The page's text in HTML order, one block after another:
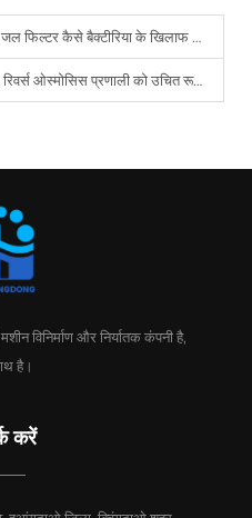
के खिलाफ अतिरिक्त सुरक्षा प्रदान करता है?
को उचित रूप से कैसे संग्रहित करते हैं और बनाए रखते हैं?
विनिर्माण और निर्यातक कंपनी है,
है।
करें